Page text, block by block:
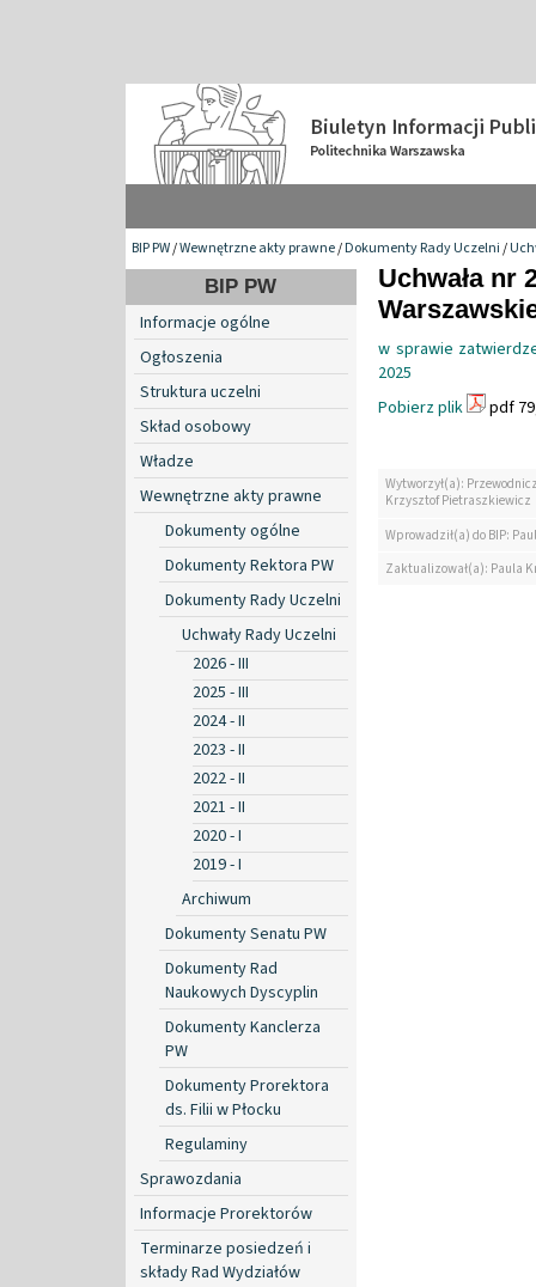
BIP PW/Wewnętrzne akty prawne/Dokumenty Rady Uczelni/
BIP PW
Informacje ogólne
Ogłoszenia
Struktura uczelni
Skład osobowy
Władze
Wewnętrzne akty prawne
Dokumenty ogólne
Dokumenty Rektora PW
Dokumenty Rady Uczelni
Uchwały Rady Uczelni
2026 - III
2025 - III
2024 - II
2023 - II
2022 - II
2021 - II
2020 - I
2019 - I
Archiwum
Dokumenty Senatu PW
Dokumenty Rad
Naukowych Dyscyplin
Dokumenty Kanclerza
PW
Dokumenty Prorektora
ds. Filii w Płocku
Regulaminy
Sprawozdania
Informacje Prorektorów
Terminarze posiedzeń i
składy Rad Wydziałów
Uchwała nr
w sprawie
2025
Pobierz plik
pdf
Wytworzył(a):
Krzysztof Pietraszkiewicz
Wprowadził(a) do BIP:
Zaktualizował(a): Paula